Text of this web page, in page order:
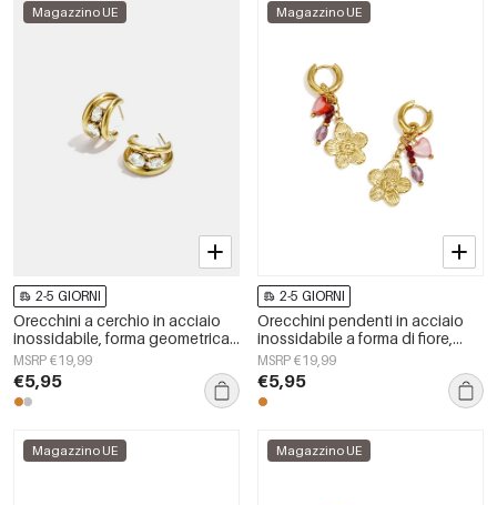
Magazzino UE
2-5 GIORNI
Orecchini a cerchio in acciaio
inossidabile, forma geometrica,
semplici, serie Daily Simple,
gioielli da donna
MSRP €19,99
€5,95
Magazzino UE
2-5 GIORNI
Orecchini pendenti in acciaio
inossidabile a forma di fiore,
serie Daily Simple, gioielli da
donna
MSRP €19,99
€5,95
Magazzino UE Magazzino UE